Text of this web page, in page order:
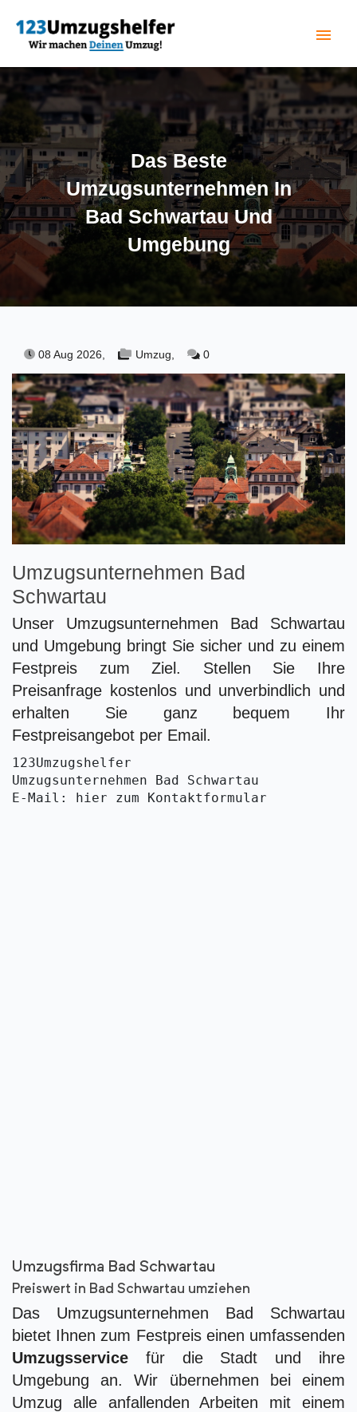
menu
(current)
Das Beste
Umzugsunternehmen In
Bad Schwartau Und
Umgebung
08 Aug 2026, Umzug, 0
Umzugsunternehmen Bad
Schwartau
Unser Umzugsunternehmen Bad Schwartau
und Umgebung bringt Sie sicher und zu einem
Festpreis zum Ziel. Stellen Sie Ihre
Preisanfrage kostenlos und unverbindlich und
erhalten Sie ganz bequem Ihr
Festpreisangebot per Email.
123Umzugshelfer
Umzugsunternehmen Bad Schwartau
E-Mail: hier zum Kontaktformular
Umzugsfirma Bad Schwartau
Preiswert in Bad Schwartau umziehen
Das Umzugsunternehmen Bad Schwartau
bietet Ihnen zum Festpreis einen umfassenden
Umzugsservice für die Stadt und ihre
Umgebung an. Wir übernehmen bei einem
Umzug alle anfallenden Arbeiten mit einem